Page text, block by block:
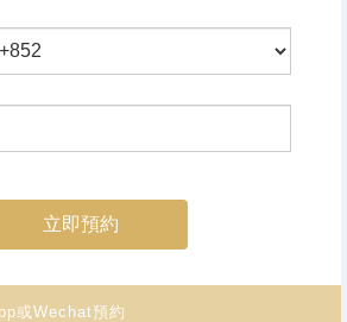
立即預約
或Wechat預約